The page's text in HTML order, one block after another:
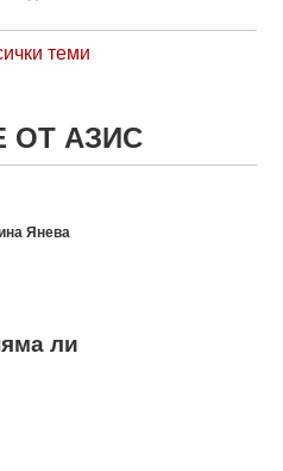
теми
ОТ АЗИС
Янева
ли